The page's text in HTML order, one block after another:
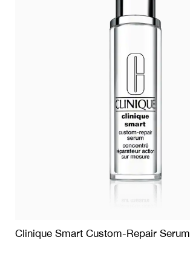
Clinique Smart Custom-Repair Serum